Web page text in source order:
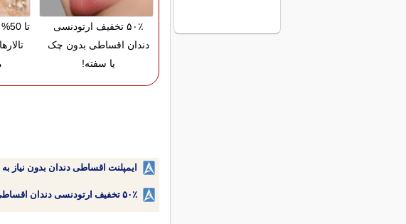
۵۰٪ تخفیف ارتودنسی
دندان اقساطی بدون چک
یا سفته!
ایمپلنت اقساطی دندان بدون
۵۰٪ تخفیف ارتودنسی دندان اقساطی بدون نیاز به چک یا سفته!